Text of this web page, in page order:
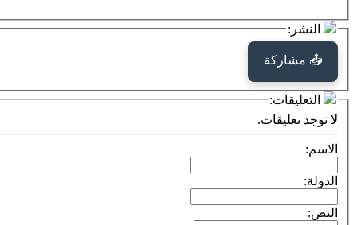
النشر:
📤 مشاركة
التعليقات:
لا توجد تعليقات.
الاسم:
الدولة:
النص: